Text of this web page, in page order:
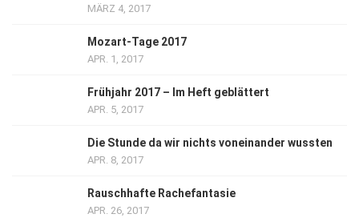
MÄRZ 4, 2017
Mozart-Tage 2017
APR. 1, 2017
Frühjahr 2017 – Im Heft geblättert
APR. 5, 2017
Die Stunde da wir nichts voneinander wussten
APR. 8, 2017
Rauschhafte Rachefantasie
APR. 26, 2017